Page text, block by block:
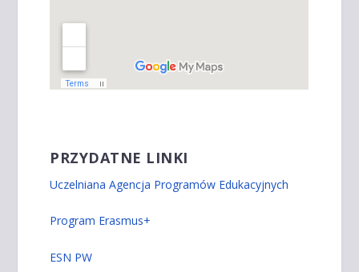
PRZYDATNE LINKI
Uczelniana Agencja Programów Edukacyjnych
Program Erasmus+
ESN PW